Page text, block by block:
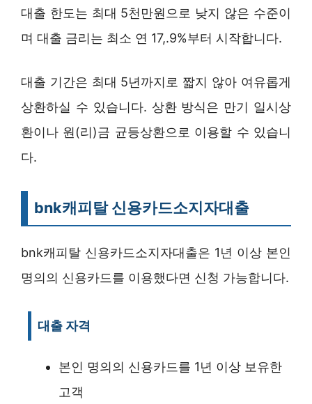
대출 한도는 최대 5천만원으로 낮지 않은 수준이
며 대출 금리는 최소 연 17,.9%부터 시작합니다.
대출 기간은 최대 5년까지로 짧지 않아 여유롭게
상환하실 수 있습니다. 상환 방식은 만기 일시상
환이나 원(리)금 균등상환으로 이용할 수 있습니
다.
bnk캐피탈 신용카드소지자대출
bnk캐피탈 신용카드소지자대출은 1년 이상 본인
명의의 신용카드를 이용했다면 신청 가능합니다.
대출 자격
본인 명의의 신용카드를 1년 이상 보유한
고객